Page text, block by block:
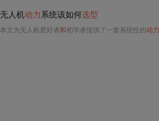
无人机动力系统该如何选型
本文为无人机爱好者和初学者提供了一套系统性的动力